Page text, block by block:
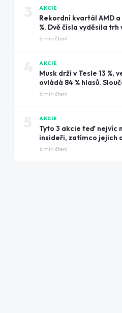
AKCIE
Rekordní kvartál AMD
%. Dvě čísla vyděsila trh
potěšily tržby
6 min čtení
AKCIE
Musk drží v Tesle 13 %,
ovládá 84 % hlasů.
rozdíl smazalo
6 min čtení
AKCIE
Tyto 3 akcie teď nejvíc
insideři, zatímco jejich
6 min čtení